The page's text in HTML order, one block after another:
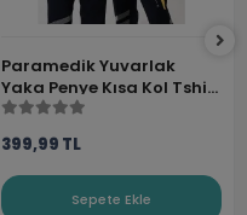
Paramedik Yuvarlak
Yaka Penye Kısa Kol Tshirt
- Kırmızı
399,99 TL
Sepete Ekle